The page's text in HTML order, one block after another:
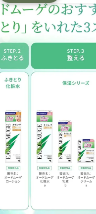
小林製藥EAUDE MUGE